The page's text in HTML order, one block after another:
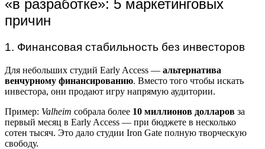
«в разработке»: 5 маркетинговых
причин
1. Финансовая стабильность без инвесторов
Для небольших студий Early Access — альтернатива
венчурному финансированию. Вместо того чтобы искать
инвестора, они продают игру напрямую аудитории.
Пример: Valheim собрала более 10 миллионов долларов за
первый месяц в Early Access — при бюджете в несколько
сотен тысяч. Это дало студии Iron Gate полную творческую
свободу.